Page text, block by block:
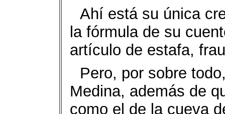
Ahí está su única
la fórmula de su
artículo de estafa,
Pero, por sobre
Medina, además de
como el de la cueva